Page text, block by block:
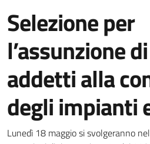
Selezione per
l’assunzione
addetti alla
degli impianti
Dettagli della
Lunedì 18 maggio si svolgeranno